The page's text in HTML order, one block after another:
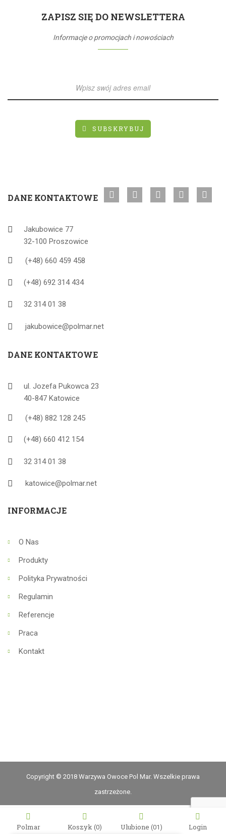
ZAPISZ SIĘ DO NEWSLETTERA
Informacje o promocjach i nowościach
SUBSKRYBUJ
DANE KONTAKTOWE
Jakubowice 77
32-100 Proszowice
(+48) 660 459 458
(+48) 692 314 434
32 314 01 38
jakubowice@polmar.net
DANE KONTAKTOWE
ul. Jozefa Pukowca 23
40-847 Katowice
(+48) 882 128 245
(+48) 660 412 154
32 314 01 38
katowice@polmar.net
INFORMACJE
O Nas
Produkty
Polityka Prywatności
Regulamin
Referencje
Praca
Kontakt
Copyright © 2018 Warzywa Owoce Pol Mar. Wszelkie prawa
zastrzeżone.
Polmar Koszyk(0) Ulubione (01) Login